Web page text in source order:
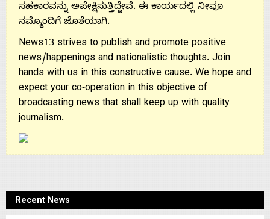
ಸಹಕಾರವನ್ನು ಅಪೇಕ್ಷಿಸುತ್ತಿದ್ದೇವೆ. ಈ ಕಾರ್ಯದಲ್ಲಿ ನೀವೂ
ನಮ್ಮೊಂದಿಗೆ ಜೊತೆಯಾಗಿ.
News13 strives to publish and promote positive
news/happenings and nationalistic thoughts. Join
hands with us in this constructive cause. We hope and
expect your co-operation in this objective of
broadcasting news that shall keep up with quality
journalism.
Recent News